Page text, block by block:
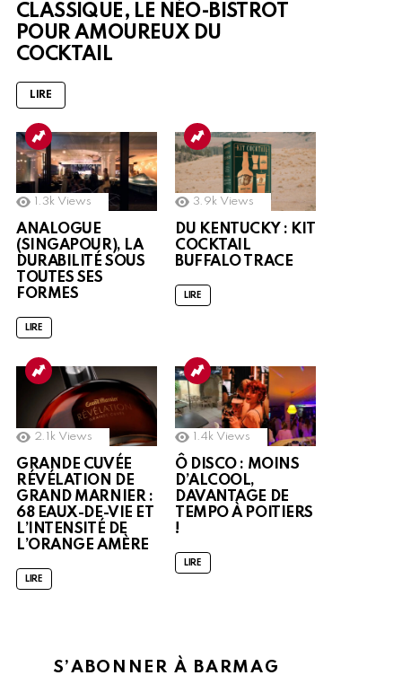
CLASSIQUE, LE NÉO-BISTROT
POUR AMOUREUX DU
COCKTAIL
LIRE
1.3k Views
ANALOGUE
(SINGAPOUR), LA
DURABILITÉ SOUS
TOUTES SES
FORMES
LIRE
3.9k Views
DU KENTUCKY : KIT
COCKTAIL
BUFFALO TRACE
LIRE
2.1k Views
GRANDE CUVÉE
RÉVÉLATION DE
GRAND MARNIER :
68 EAUX-DE-VIE ET
L’INTENSITÉ DE
L’ORANGE AMÈRE
LIRE
1.4k Views
Ô DISCO : MOINS
D’ALCOOL,
DAVANTAGE DE
TEMPO À POITIERS
!
LIRE
S’ABONNER À BARMAG